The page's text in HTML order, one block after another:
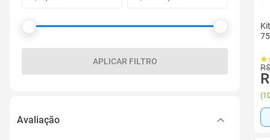
APLICAR FILTRO
Avaliação
(